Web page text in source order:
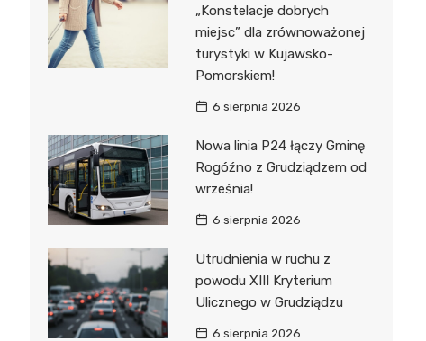
„Konstelacje dobrych
miejsc” dla zrównoważonej
turystyki w Kujawsko-
Pomorskiem!
6 sierpnia 2026
Nowa linia P24 łączy Gminę
Rogóźno z Grudziądzem od
września!
6 sierpnia 2026
Utrudnienia w ruchu z
powodu XIII Kryterium
Ulicznego w Grudziądzu
6 sierpnia 2026